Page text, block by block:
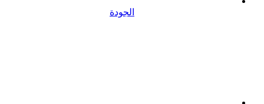
الجودة